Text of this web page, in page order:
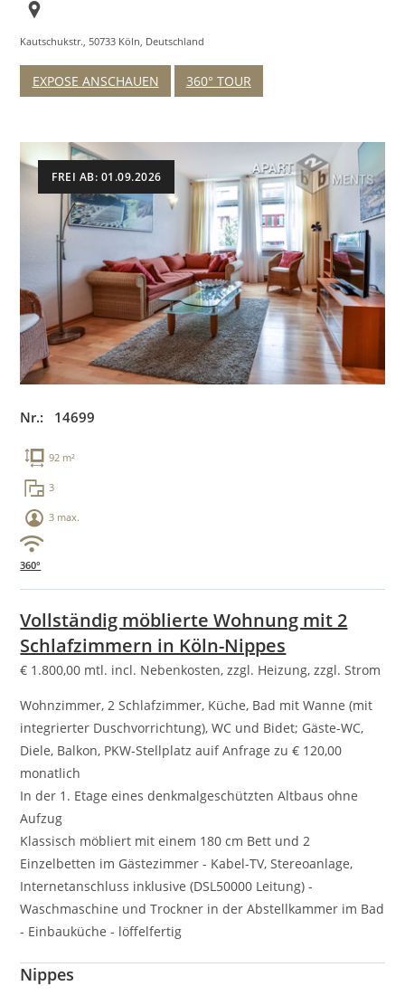
Kautschukstr., 50733 Köln, Deutschland
EXPOSE ANSCHAUEN 360° TOUR
FREI AB: 01.09.2026
Nr.: 14699
92 m²
3
3 max.
360°
Vollständig möblierte Wohnung mit 2
Schlafzimmern in Köln-Nippes
€ 1.800,00 mtl. incl. Nebenkosten, zzgl. Heizung, zzgl. Strom
Wohnzimmer, 2 Schlafzimmer, Küche, Bad mit Wanne (mit
integrierter Duschvorrichtung), WC und Bidet; Gäste-WC,
Diele, Balkon, PKW-Stellplatz auif Anfrage zu € 120,00
monatlich
In der 1. Etage eines denkmalgeschützten Altbaus ohne
Aufzug
Klassisch möbliert mit einem 180 cm Bett und 2
Einzelbetten im Gästezimmer - Kabel-TV, Stereoanlage,
Internetanschluss inklusive (DSL50000 Leitung) -
Waschmaschine und Trockner in der Abstellkammer im Bad
- Einbauküche - löffelfertig
Nippes